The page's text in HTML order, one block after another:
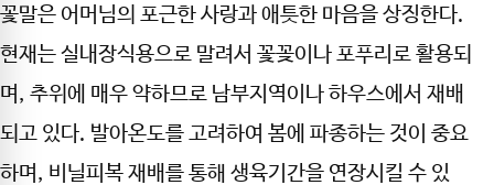
꽃말은 어머님의 포근한 사랑과 애틋한 마음을 상징한다.
현재는 실내장식용으로 말려서 꽃꽂이나 포푸리로 활용되
며, 추위에 매우 약하므로 남부지역이나 하우스에서 재배
되고 있다. 발아온도를 고려하여 봄에 파종하는 것이 중요
하며, 비닐피복 재배를 통해 생육기간을 연장시킬 수 있